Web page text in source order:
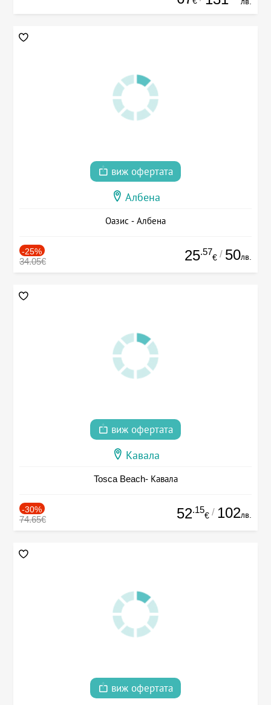
виж офертата
Албена
Оазис - Албена
-25%
34.05€ 25.57
€ / 50лв.
виж офертата
Кавала
Tosca Beach- Кавала
-30%
74.65€ 52.15
€ / 102лв.
виж офертата